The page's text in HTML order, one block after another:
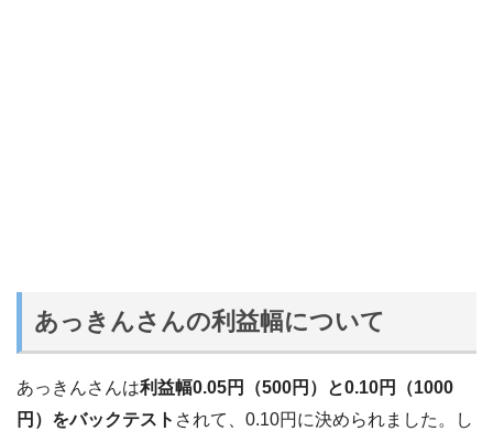
あっきんさんの利益幅について
あっきんさんは利益幅0.05円（500円）と0.10円（1000
円）をバックテスト されて、0.10円に決められました。し